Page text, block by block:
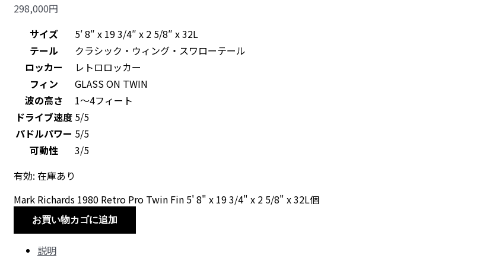
298,000円
サイズ
5′ 8″ x 19 3/4″ x 2 5/8″ x 32L
テール
クラシック・ウィング・スワローテール
ロッカー
レトロロッカー
フィン
GLASS ON TWIN
波の高さ
1～4フィート
ドライブ速度 5/5
パドルパワー 5/5
可動性
3/5
有効: 在庫あり
Mark Richards 1980 Retro Pro Twin Fin 5' 8" x 19 3/4" x 2 5/8" x 32L個
お買い物カゴに追加
説明